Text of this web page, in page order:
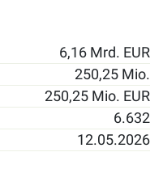
6,16 Mrd. EUR
250,25 Mio.
250,25 Mio. EUR
6.632
12.05.2026